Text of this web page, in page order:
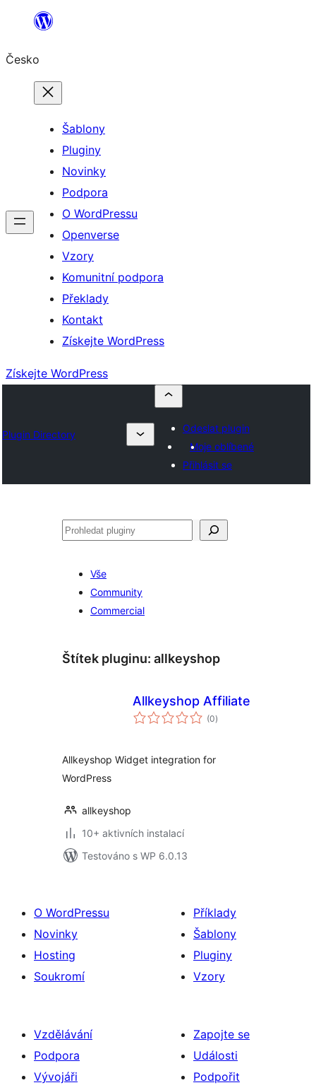
Přeskočit
obsah
Česko
Šablony
Pluginy
Novinky
Podpora
O WordPressu
Openverse
Vzory
Komunitní podpora
Překlady
Kontakt
Získejte WordPress
Získejte WordPress
Plugin Directory
Odeslat plugin
Moje oblíbené
Přihlásit se
Hledat
Vše
Community
Commercial
Štítek pluginu: allkeyshop
Allkeyshop Affiliate
(0celkové
hodnocení
)
Allkeyshop Widget integration for
WordPress
allkeyshop
10+ aktivních instalací
Testováno s WP 6.0.13
O WordPressu
Novinky
Hosting
Soukromí
Příklady
Šablony
Pluginy
Vzory
Vzdělávání
Podpora
Vývojáři
Zapojte se
Události
Podpořit